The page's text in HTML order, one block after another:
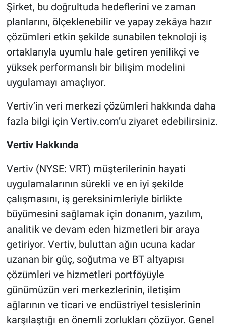
Şirket, bu doğrultuda hedeflerini ve zaman
planlarını, ölçeklenebilir ve yapay zekâya hazır
çözümleri etkin şekilde sunabilen teknoloji iş
ortaklarıyla uyumlu hale getiren yenilikçi ve
yüksek performanslı bir bilişim modelini
uygulamayı amaçlıyor.
Vertiv’in veri merkezi çözümleri hakkında daha
fazla bilgi için Vertiv.com’u ziyaret edebilirsiniz.
Vertiv Hakkında
Vertiv (NYSE: VRT) müşterilerinin hayati
uygulamalarının sürekli ve en iyi şekilde
çalışmasını, iş gereksinimleriyle birlikte
büyümesini sağlamak için donanım, yazılım,
analitik ve devam eden hizmetleri bir araya
getiriyor. Vertiv, buluttan ağın ucuna kadar
uzanan bir güç, soğutma ve BT altyapısı
çözümleri ve hizmetleri portföyüyle
günümüzün veri merkezlerinin, iletişim
ağlarının ve ticari ve endüstriyel tesislerinin
karşılaştığı en önemli zorlukları çözüyor. Genel